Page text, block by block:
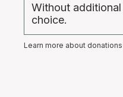
Without
choice.
Learn more about donations